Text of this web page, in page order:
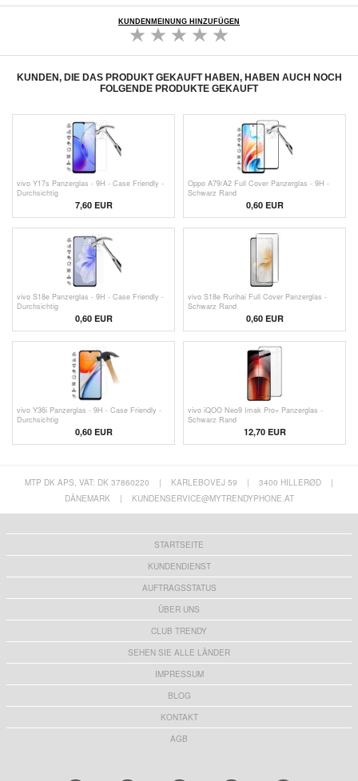
KUNDENMEINUNG HINZUFÜGEN
KUNDEN, DIE DAS PRODUKT GEKAUFT HABEN, HABEN AUCH NOCH
FOLGENDE PRODUKTE GEKAUFT
vivo Y17s Panzerglas - 9H - Case Friendly -
Durchsichtig
7,60 EUR
Oppo A79/A2 Full Cover Panzerglas - 9H -
Schwarz Rand
0,60EUR
vivo S18e Panzerglas - 9H - Case Friendly -
Durchsichtig
0,60EUR
vivo S18e Rurihai Full Cover Panzerglas -
Schwarz Rand
0,60EUR
vivo Y36i Panzerglas - 9H - Case Friendly -
Durchsichtig
0,60EUR
vivo iQOO Neo9 Imak Pro+ Panzerglas -
Schwarz Rand
12,70 EUR
MTP DK APS, VAT: DK 37860220 | KARLEBOVEJ 59 | 3400 HILLERØD
|
DÄNEMARK
| KUNDENSERVICE@MYTRENDYPHONE.AT
STARTSEITE
KUNDENDIENST
AUFTRAGSSTATUS
ÜBER UNS
CLUB TRENDY
SEHEN SIE ALLE LÄNDER
IMPRESSUM
BLOG
KONTAKT
AGB